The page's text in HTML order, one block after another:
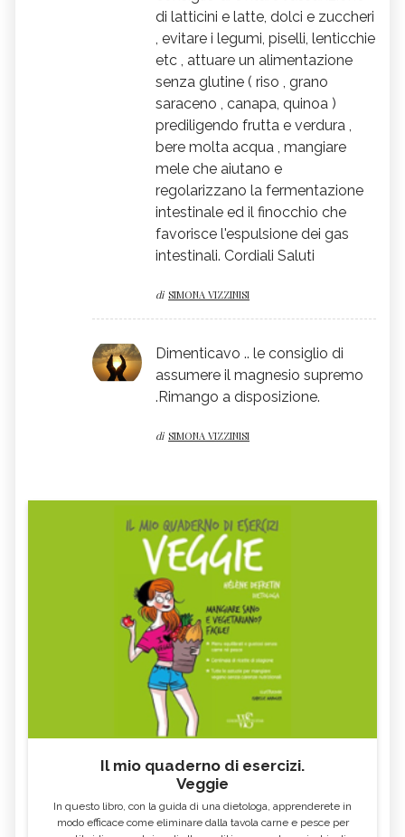
di latticini e latte, dolci e zuccheri
, evitare i legumi, piselli, lenticchie
etc , attuare un alimentazione
senza glutine ( riso , grano
saraceno , canapa, quinoa )
prediligendo frutta e verdura ,
bere molta acqua , mangiare
mele che aiutano e
regolarizzano la fermentazione
intestinale ed il finocchio che
favorisce l'espulsione dei gas
intestinali. Cordiali Saluti
di SIMONA VIZZINISI
Dimenticavo .. le consiglio di
assumere il magnesio supremo
.Rimango a disposizione.
di SIMONA VIZZINISI
Il mio quaderno di esercizi.
Veggie
In questo libro, con la guida di una dietologa, apprenderete in
modo efficace come eliminare dalla tavola carne e pesce per